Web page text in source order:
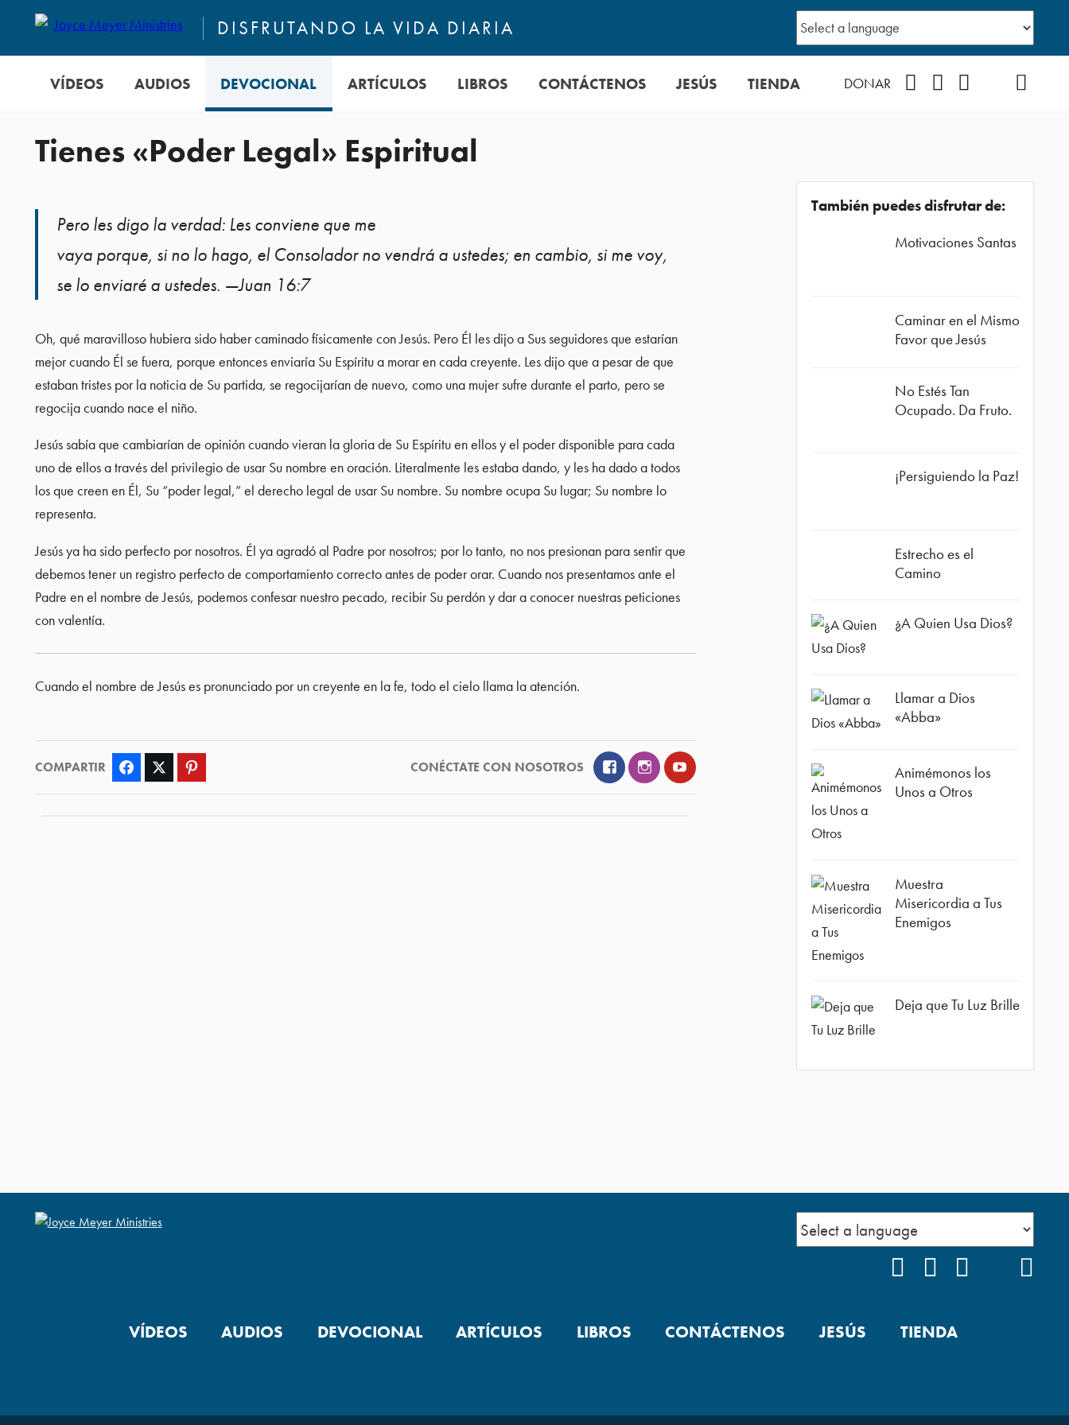
DISFRUTANDO LA VIDA DIARIA
VÍDEOS AUDIOS DEVOCIONAL ARTÍCULOS LIBROS CONTÁCTENOS JESÚS TIENDA DONAR
Tienes «Poder Legal» Espiritual
Pero les digo la verdad: Les conviene que me
vaya porque, si no lo hago, el Consolador no vendrá a ustedes; en cambio, si me voy,
se lo enviaré a ustedes. —Juan 16:7
Oh, qué maravilloso hubiera sido haber caminado físicamente con Jesús. Pero Él les dijo a Sus seguidores que estarían
mejor cuando Él se fuera, porque entonces enviaría Su Espíritu a morar en cada creyente. Les dijo que a pesar de que
estaban tristes por la noticia de Su partida, se regocijarían de nuevo, como una mujer sufre durante el parto, pero se
regocija cuando nace el niño.
Jesús sabía que cambiarían de opinión cuando vieran la gloria de Su Espíritu en ellos y el poder disponible para cada
uno de ellos a través del privilegio de usar Su nombre en oración. Literalmente les estaba dando, y les ha dado a todos
los que creen en Él, Su “poder legal,” el derecho legal de usar Su nombre. Su nombre ocupa Su lugar; Su nombre lo
representa.
Jesús ya ha sido perfecto por nosotros. Él ya agradó al Padre por nosotros; por lo tanto, no nos presionan para sentir que
debemos tener un registro perfecto de comportamiento correcto antes de poder orar. Cuando nos presentamos ante el
Padre en el nombre de Jesús, podemos confesar nuestro pecado, recibir Su perdón y dar a conocer nuestras peticiones
con valentía.
Cuando el nombre de Jesús es pronunciado por un creyente en la fe, todo el cielo llama la atención.
COMPARTIR Facebook Twitter CONÉCTATE CON NOSOTROS FacebookInstagramYouTube
También puedes disfrutar de:
Motivaciones Santas
Caminar en el Mismo
Favor que Jesús
No Estés Tan
Ocupado. Da Fruto.
¡Persiguiendo la Paz!
Estrecho es el
Camino
¿A Quien Usa Dios?
Llamar a Dios
«Abba»
Animémonos los
Unos a Otros
Muestra
Misericordia a Tus
Enemigos
Deja que Tu Luz Brille
VÍDEOS AUDIOS DEVOCIONAL ARTÍCULOS LIBROS CONTÁCTENOS JESÚS TIENDA